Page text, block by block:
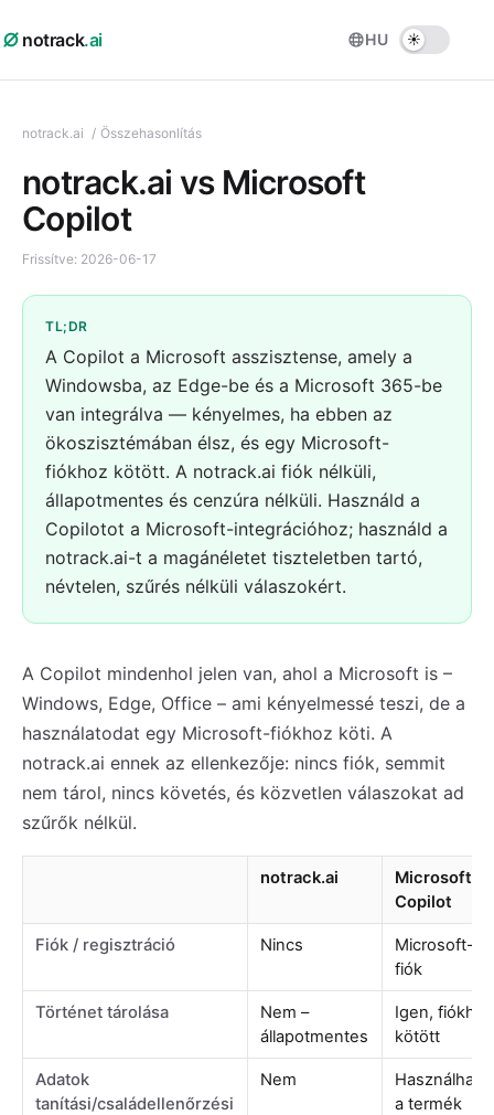
notrack.ai HU
notrack.ai / Összehasonlítás
notrack.ai vs Microsoft
Copilot
Frissítve: 2026-06-17
TL;DR
A Copilot a Microsoft asszisztense, amely a
Windowsba, az Edge-be és a Microsoft 365-be
van integrálva — kényelmes, ha ebben az
ökoszisztémában élsz, és egy Microsoft-
fiókhoz kötött. A notrack.ai fiók nélküli,
állapotmentes és cenzúra nélküli. Használd a
Copilotot a Microsoft-integrációhoz; használd a
notrack.ai-t a magánéletet tiszteletben tartó,
névtelen, szűrés nélküli válaszokért.
A Copilot mindenhol jelen van, ahol a Microsoft is –
Windows, Edge, Office – ami kényelmessé teszi, de a
használatodat egy Microsoft-fiókhoz köti. A
notrack.ai ennek az ellenkezője: nincs fiók, semmit
nem tárol, nincs követés, és közvetlen válaszokat ad
szűrők nélkül.
notrack.ai
Microsoft
Copilot
Fiók / regisztráció Nincs
Microsoft-
fiók
Történet tárolása
Nem –
állapotmentes
Igen, fiókhoz
kötött
Adatok
tanítási/családellenőrzési
Nem
a termék